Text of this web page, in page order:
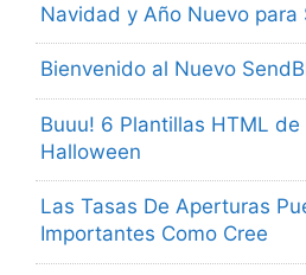
Navidad y Año Nuevo para
Bienvenido al Nuevo
Buuu! 6 Plantillas HTML de
Halloween
Las Tasas De Aperturas
Importantes Como Cree